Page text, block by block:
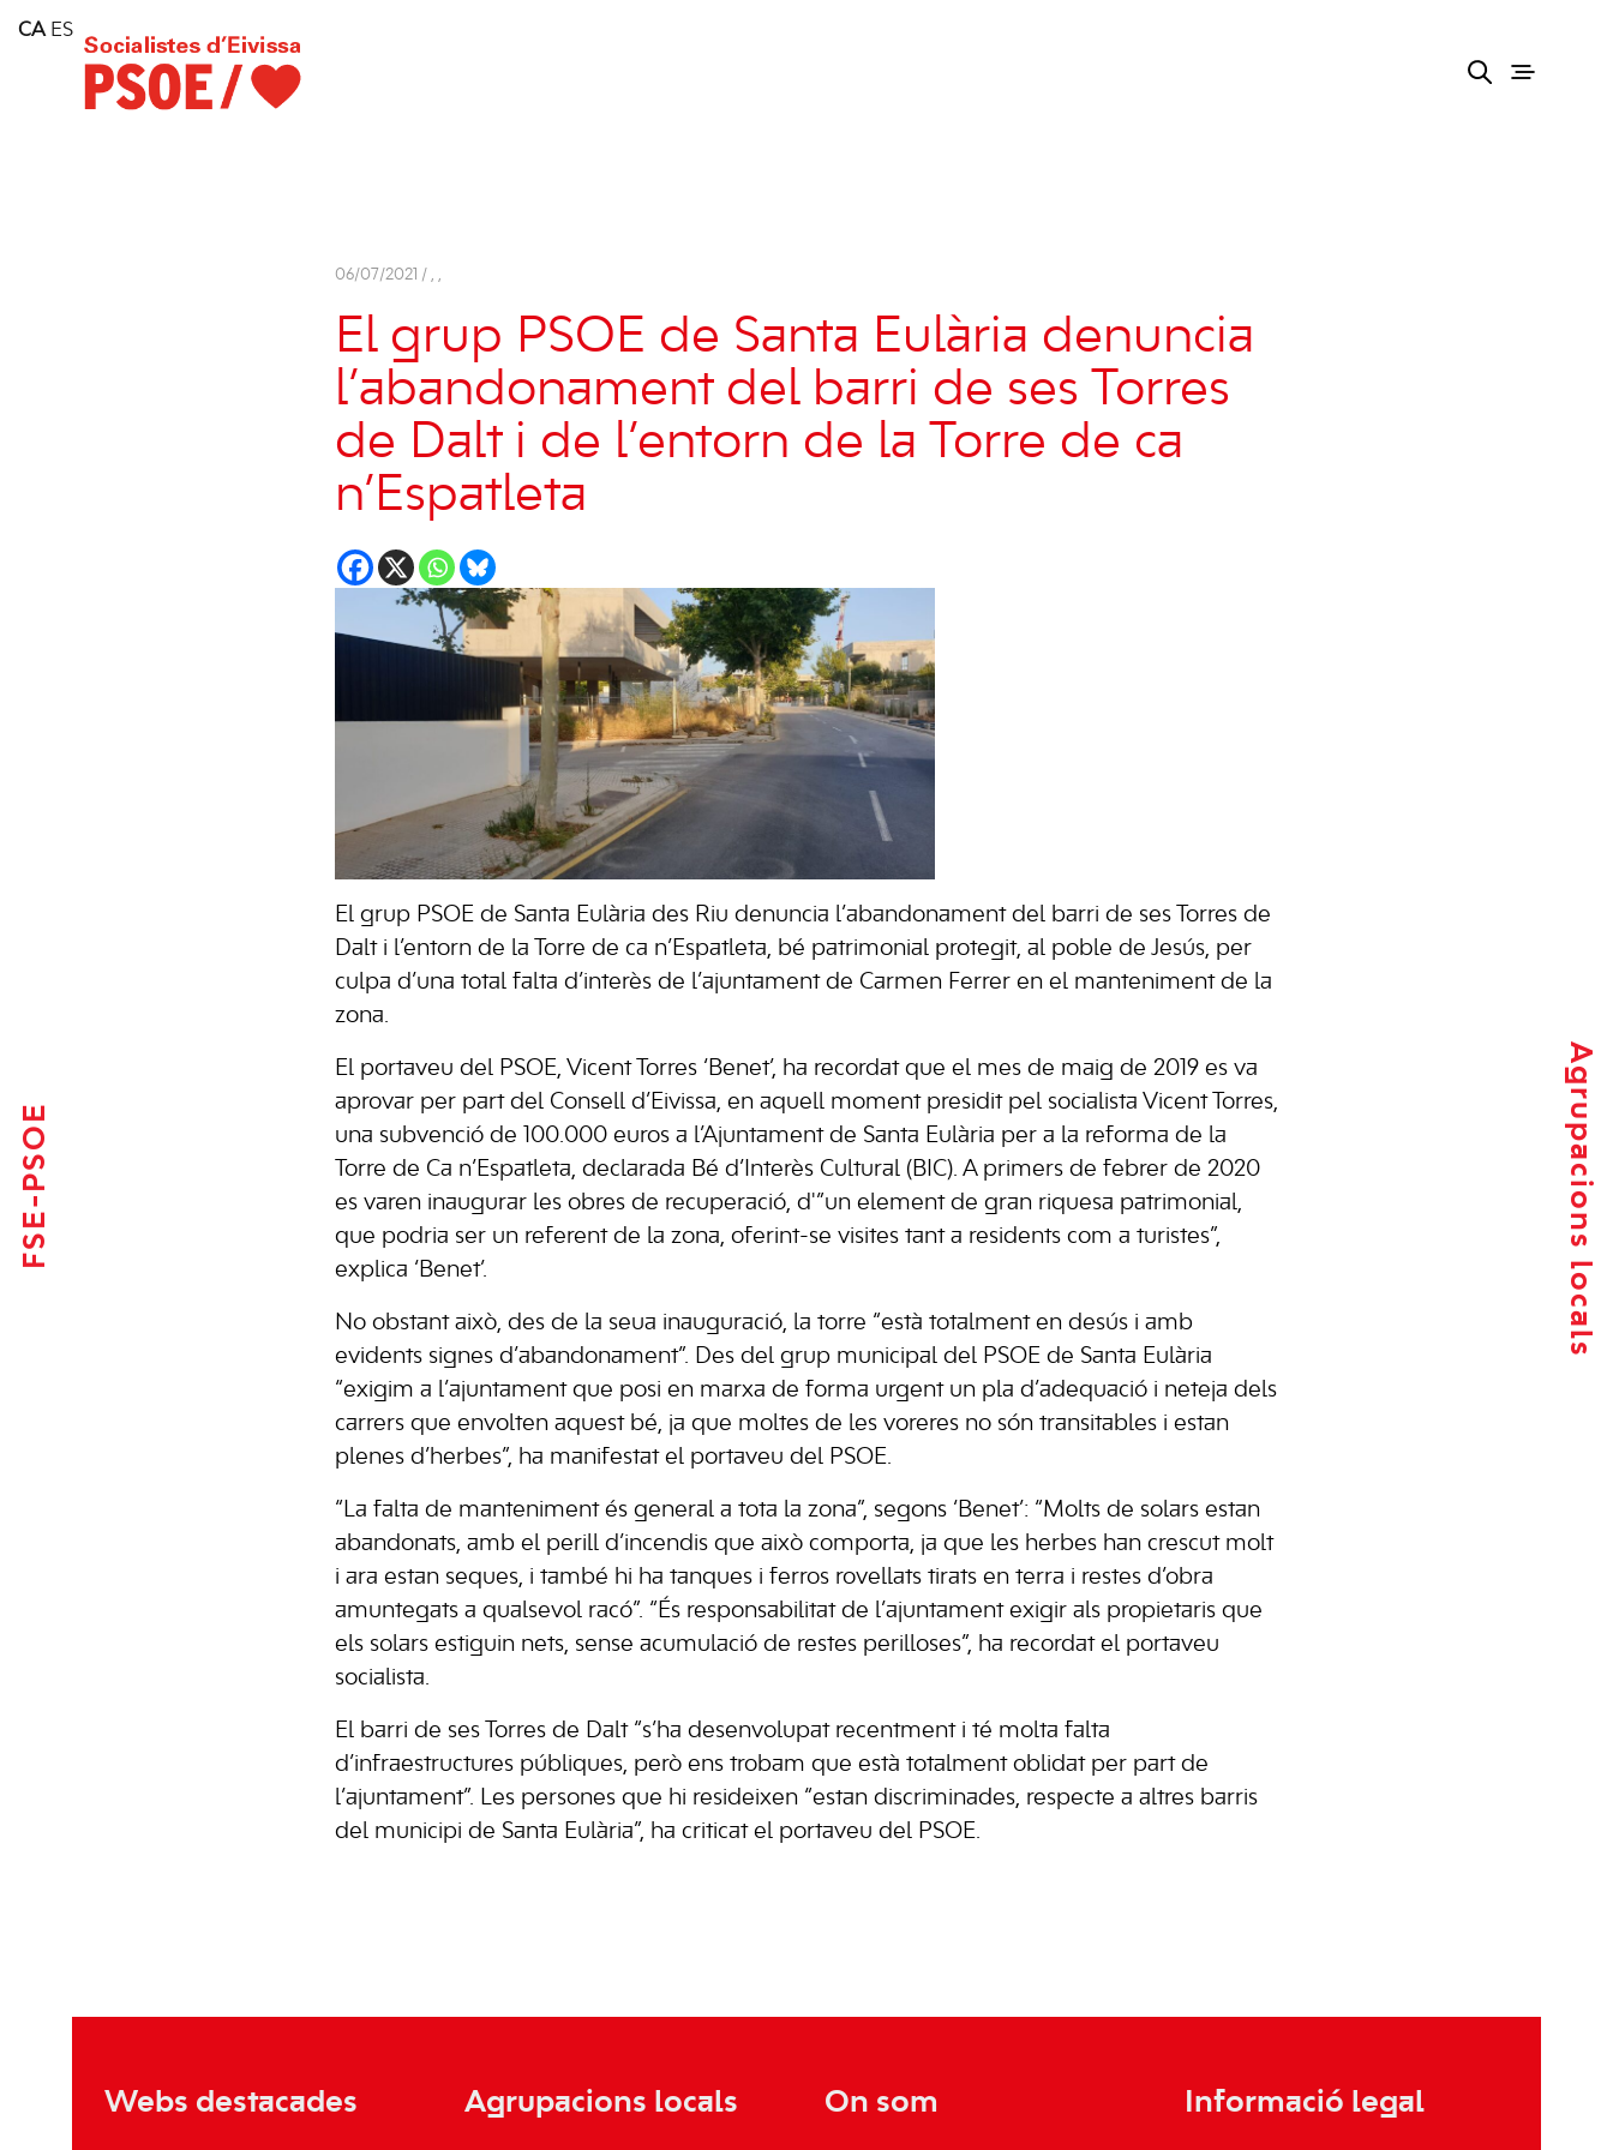
Consell Insular d'Eivissa
Services
FSE-PSOE Agrupacions locals
06/07/2021 / , ,
El grup PSOE de Santa Eulària denuncia
l’abandonament del barri de ses Torres
de Dalt i de l’entorn de la Torre de ca
n’Espatleta
El grup PSOE de Santa Eulària des Riu denuncia l’abandonament del barri de ses Torres de
Dalt i l’entorn de la Torre de ca n’Espatleta, bé patrimonial protegit, al poble de Jesús, per
culpa d’una total falta d’interès de l’ajuntament de Carmen Ferrer en el manteniment de la
zona.
El portaveu del PSOE, Vicent Torres ‘Benet’, ha recordat que el mes de maig de 2019 es va
aprovar per part del Consell d’Eivissa, en aquell moment presidit pel socialista Vicent Torres,
una subvenció de 100.000 euros a l’Ajuntament de Santa Eulària per a la reforma de la
Torre de Ca n’Espatleta, declarada Bé d’Interès Cultural (BIC). A primers de febrer de 2020
es varen inaugurar les obres de recuperació, d'”un element de gran riquesa patrimonial,
que podria ser un referent de la zona, oferint-se visites tant a residents com a turistes”,
explica ‘Benet’.
No obstant això, des de la seua inauguració, la torre “està totalment en desús i amb
evidents signes d’abandonament”. Des del grup municipal del PSOE de Santa Eulària
“exigim a l’ajuntament que posi en marxa de forma urgent un pla d’adequació i neteja dels
carrers que envolten aquest bé, ja que moltes de les voreres no són transitables i estan
plenes d’herbes”, ha manifestat el portaveu del PSOE.
“La falta de manteniment és general a tota la zona”, segons ‘Benet’: “Molts de solars estan
abandonats, amb el perill d’incendis que això comporta, ja que les herbes han crescut molt
i ara estan seques, i també hi ha tanques i ferros rovellats tirats en terra i restes d’obra
amuntegats a qualsevol racó”. “És responsabilitat de l’ajuntament exigir als propietaris que
els solars estiguin nets, sense acumulació de restes perilloses”, ha recordat el portaveu
socialista.
El barri de ses Torres de Dalt “s’ha desenvolupat recentment i té molta falta
d’infraestructures públiques, però ens trobam que està totalment oblidat per part de
l’ajuntament”. Les persones que hi resideixen “estan discriminades, respecte a altres barris
del municipi de Santa Eulària”, ha criticat el portaveu del PSOE.
Webs destacades Agrupacions locals On som Informació legal
CA ES